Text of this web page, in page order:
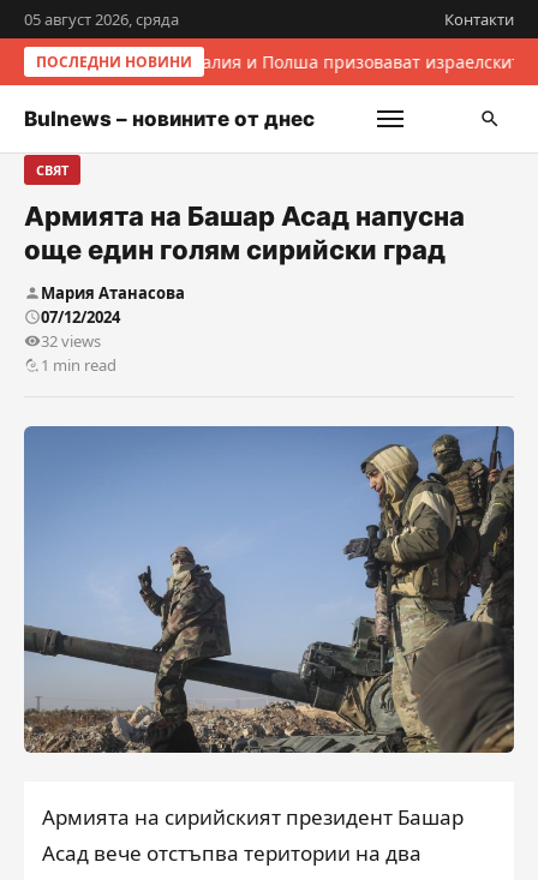
05 август 2026, сряда Контакти
ПОСЛЕДНИ НОВИНИИталия и Полша призовават
Bulnews – новините от днес
СВЯТ
Армията на Башар Асад напусна
още един голям сирийски град
Мария Атанасова
07/12/2024
32 views
1 min read
Армията на сирийският президент Башар
Асад вече отстъпва територии на два